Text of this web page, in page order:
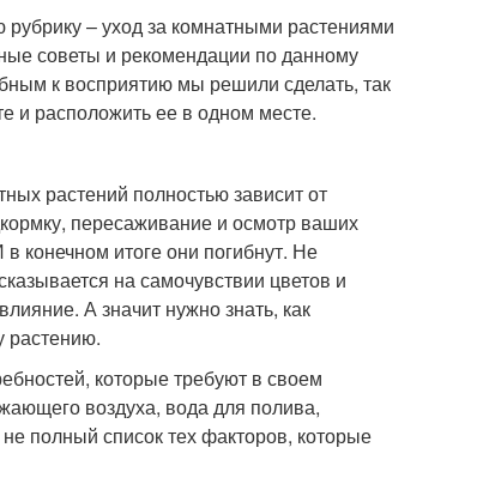
– уход за комнатными растениями
советы и рекомендации по данному
к восприятию мы решили сделать, так
и расположить ее в одном месте.
растений полностью зависит от
пересаживание и осмотр ваших
конечном итоге они погибнут. Не
на самочувствии цветов и
А значит нужно знать, как
растению.
которые требуют в своем
воздуха, вода для полива,
полный список тех факторов, которые